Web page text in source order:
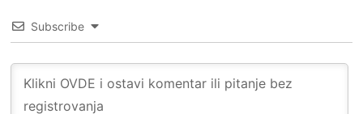
Subscribe